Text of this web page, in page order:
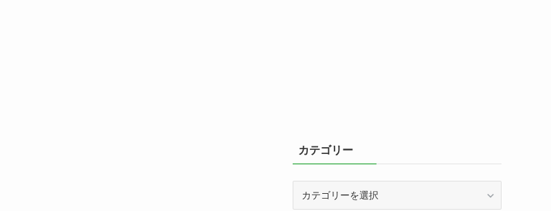
カテゴリー